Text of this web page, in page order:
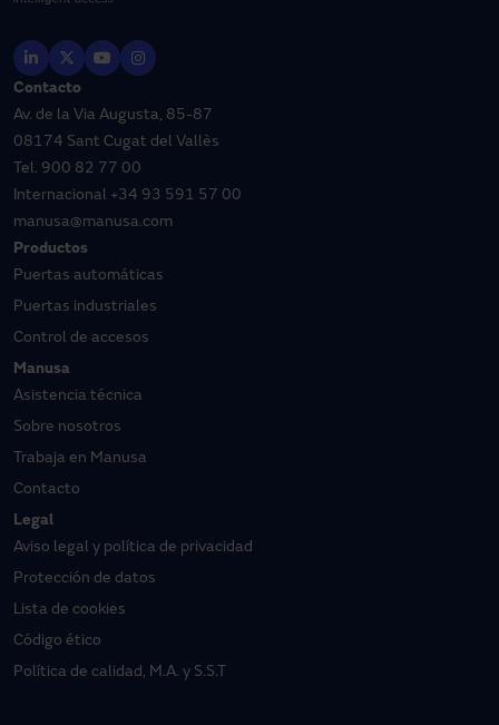
Contacto
Av. de la Via Augusta, 85-87
08174 Sant Cugat del Vallès
Tel. 900 82 77 00
Internacional +34 93 591 57 00
manusa@manusa.com
Productos
Puertas automáticas
Puertas industriales
Control de accesos
Manusa
Asistencia técnica
Sobre nosotros
Trabaja en Manusa
Contacto
Legal
Aviso legal y política de privacidad
Protección de datos
Lista de cookies
Código ético
Política de calidad, M.A. y S.S.T